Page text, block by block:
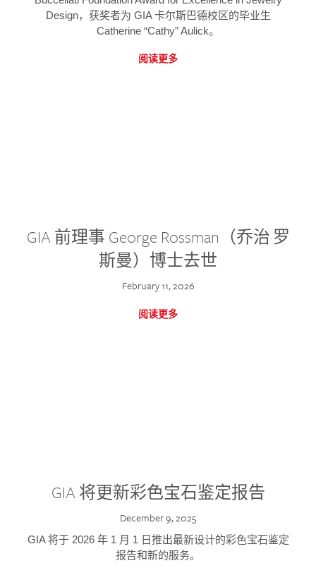
Design，获奖者为 GIA 卡尔斯巴德校区的毕业生
Catherine “Cathy” Aulick。
阅读更多
GIA 前理事 George Rossman（乔治·罗
斯曼）博士去世
February 11, 2026
阅读更多
GIA 将更新彩色宝石鉴定报告
December 9, 2025
GIA 将于 2026 年 1 月 1 日推出最新设计的彩色宝石鉴定
报告和新的服务。